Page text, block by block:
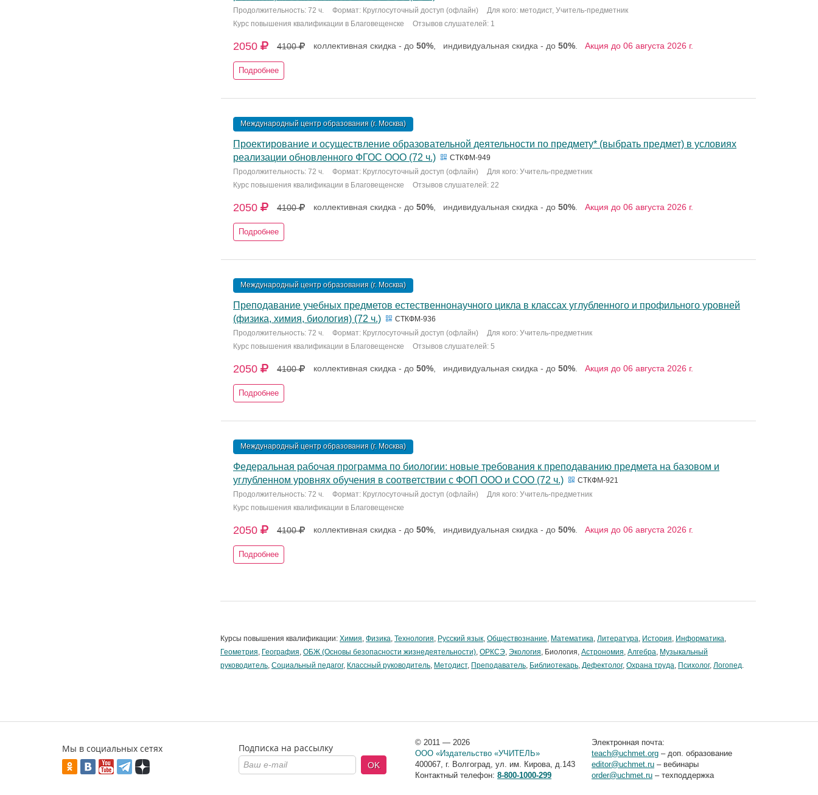
Продолжительность: 72 ч.
Формат: Круглосуточный доступ (офлайн)
Для кого: методист, Учитель-предметник
Курс повышения квалификации в Благовещенске
Отзывов слушателей: 1
2050 4100 коллективная скидка - до 50% индивидуальная скидка - до 50% Акция до 06 августа 2026 г.
Подробнее
Международный центр образования (г. Москва)
Проектирование и осуществление образовательной деятельности по предмету* (выбрать предмет) в условиях
реализации обновленного ФГОС ООО (72 ч.)
СТКФМ-949
Продолжительность: 72 ч.
Формат: Круглосуточный доступ (офлайн)
Для кого: Учитель-предметник
Курс повышения квалификации в Благовещенске
Отзывов слушателей: 22
2050 4100 коллективная скидка - до 50% индивидуальная скидка - до 50% Акция до 06 августа 2026 г.
Подробнее
Международный центр образования (г. Москва)
Преподавание учебных предметов естественнонаучного цикла в классах углубленного и профильного уровней
(физика, химия, биология) (72 ч.)
СТКФМ-936
Продолжительность: 72 ч.
Формат: Круглосуточный доступ (офлайн)
Для кого: Учитель-предметник
Курс повышения квалификации в Благовещенске
Отзывов слушателей: 5
2050 4100 коллективная скидка - до 50% индивидуальная скидка - до 50% Акция до 06 августа 2026 г.
Подробнее
Международный центр образования (г. Москва)
Федеральная рабочая программа по биологии: новые требования к преподаванию предмета на базовом и
углубленном уровнях обучения в соответствии с ФОП ООО и СОО (72 ч.)
СТКФМ-921
Продолжительность: 72 ч.
Формат: Круглосуточный доступ (офлайн)
Для кого: Учитель-предметник
Курс повышения квалификации в Благовещенске
2050 4100 коллективная скидка - до 50% индивидуальная скидка - до 50% Акция до 06 августа 2026 г.
Подробнее
Курсы повышения квалификации: Химия, Физика, Технология, Русский язык, Обществознание, Математика, Литература, История, Информатика,
Геометрия, География, ОБЖ (Основы безопасности жизнедеятельности), ОРКСЭ, Экология, Биология, Астрономия, Алгебра, Музыкальный
руководитель, Социальный педагог, Классный руководитель, Методист, Преподаватель, Библиотекарь, Дефектолог, Охрана труда, Психолог, Логопед.
Мы в социальных сетях Подписка на рассылку
OK
© 2011 — 2026
ООО «Издательство «УЧИТЕЛЬ»
400067, г. Волгоград, ул. им. Кирова, д.143
Контактный телефон: 8-800-1000-299
Электронная почта:
teach@uchmet.org – доп. образование
editor@uchmet.ru – вебинары
order@uchmet.ru – техподдержка